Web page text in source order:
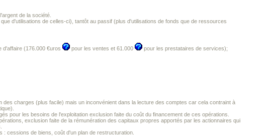
de la société.
d'utilisations de celles-ci), tantôt au passif (plus d'utilisations de fonds que de ressources
d'affaire (176.000 €uros pour les ventes et 61.000
pour les prestataires de services);
charges (plus facile) mais un inconvénient dans la lecture des comptes car cela contraint à
pour les besoins de l'exploitation exclusion faite du coût du financement de ces opérations.
exclusion faite de la rémunération des capitaux propres apportés par les actionnaires qui
cessions de biens, coût d'un plan de restructuration.